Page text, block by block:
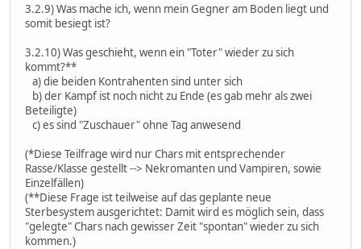
3.2.9) Was mache ich, wenn mein Gegner am Boden liegt und
somit besiegt ist?
3.2.10) Was geschieht, wenn ein "Toter" wieder zu sich
kommt?**
a) die beiden Kontrahenten sind unter sich
b) der Kampf ist noch nicht zu Ende (es gab mehr als zwei
Beteiligte)
c) es sind "Zuschauer" ohne Tag anwesend
(*Diese Teilfrage wird nur Chars mit entsprechender
Rasse/Klasse gestellt --> Nekromanten und Vampiren, sowie
Einzelfällen)
(**Diese Frage ist teilweise auf das geplante neue
Sterbesystem ausgerichtet: Damit wird es möglich sein, dass
"gelegte" Chars nach gewisser Zeit "spontan" wieder zu sich
kommen.)